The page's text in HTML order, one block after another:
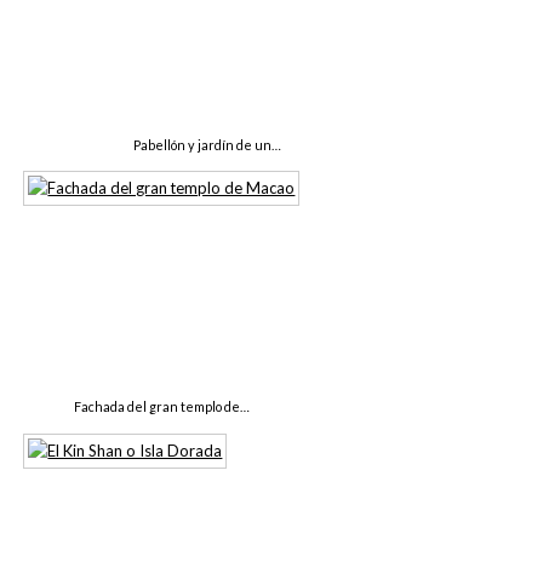
Pabellón y jardín de un…
Fachada del gran templo de…